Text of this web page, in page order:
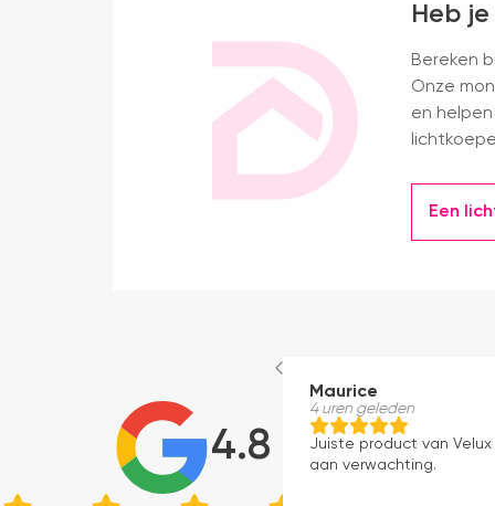
Heb
Bereken
Onze
en
Een
4.8
Maurice
4 uren geleden
Juiste product van
aan verwachting.